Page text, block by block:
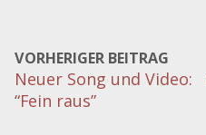
VORHERIGER BEITRAG
Neuer Song und Video:
“Fein raus”